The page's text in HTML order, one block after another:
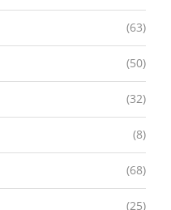
(63)
(50)
(32)
(8)
(68)
(25)